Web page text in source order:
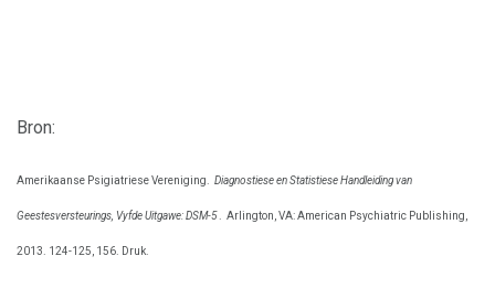
Bron:
Amerikaanse Psigiatriese Vereniging. Diagnostiese en Statistiese Handleiding van
Geestesversteurings, Vyfde Uitgawe: DSM-5. Arlington, VA: American Psychiatric Publishing,
2013. 124-125, 156. Druk.